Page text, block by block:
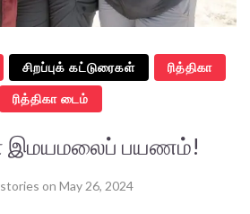
சிறப்புக் கட்டுரைகள் ரித்திகா
ரித்திகா டைம்
இமயமலைப் பயணம்!
on May 26, 2024